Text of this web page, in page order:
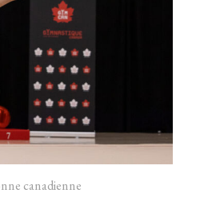
canadienne